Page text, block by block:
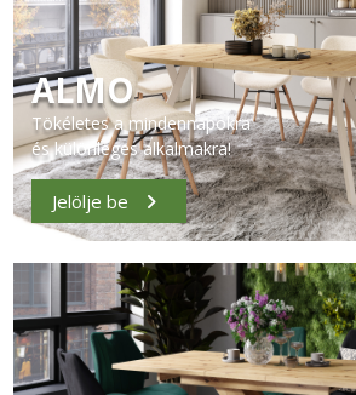
ALMO
Tökéletes a mindennapokra
és különleges alkalmakra!
Jelölje be